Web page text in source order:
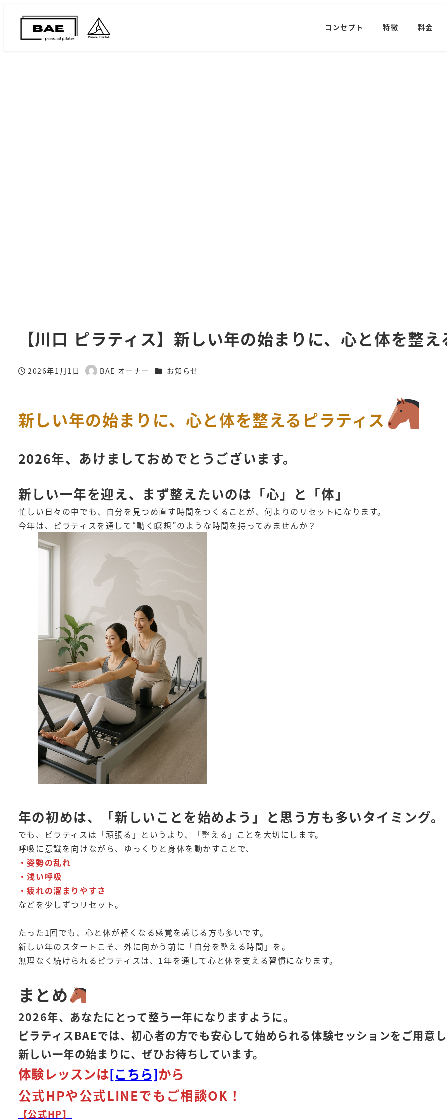
コンセプト 特徴 料金
【川口 ピラティス】新しい年の始まりに、心と体を整
投稿日
2026年1月1日
著
BAE オーナー カテゴリー
お知らせ
新しい年の始まりに、心と体を整えるピラティス
2026年、あけましておめでとうございます。
新しい一年を迎え、まず整えたいのは「心」と「体」
忙しい日々の中でも、自分を見つめ直す時間をつくることが、何よりのリセットになります。
今年は、ピラティスを通して“動く瞑想”のような時間を持ってみませんか？
年の初めは、「新しいことを始めよう」と思う方も多いタイミング。
でも、ピラティスは「頑張る」というより、「整える」ことを大切にします。
呼吸に意識を向けながら、ゆっくりと身体を動かすことで、
・姿勢の乱れ
・浅い呼吸
・疲れの溜まりやすさ
などを少しずつリセット。
たった1回でも、心と体が軽くなる感覚を感じる方も多いです。
新しい年のスタートこそ、外に向かう前に「自分を整える時間」を。
無理なく続けられるピラティスは、1年を通して心と体を支える習慣になります。
まとめ
2026年、あなたにとって整う一年になりますように。
ピラティスBAEでは、初心者の方でも安心して始められる体験セッションをご用意し
新しい一年の始まりに、ぜひお待ちしています。
体験レッスンは[こちら]から
公式HPや公式LINEでもご相談OK！
【公式HP】